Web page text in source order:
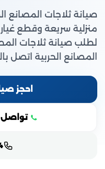
صيانة ثلاجات المصانع
منزلية سريعة وقطع غيار
لطلب صيانة ثلاجات
المصانع الحربية اتصل بالرقم
احجز
تواصل